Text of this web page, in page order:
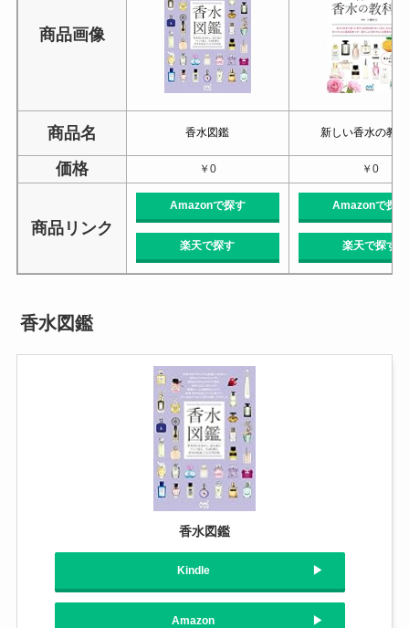
商品画像
商品名 香水図鑑 新しい香水の教
価格 ￥0 ￥0
商品リンク
Amazonで探す
楽天で探す
Amazonで探す
楽天で探す
香水図鑑
香水図鑑
Kindle
Amazon